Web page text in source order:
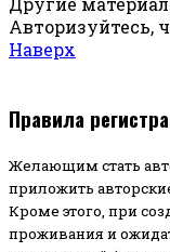
Авторизуйтесь,
Наверх
Правила
Желающим стать
приложить
Кроме этого, при
проживания и